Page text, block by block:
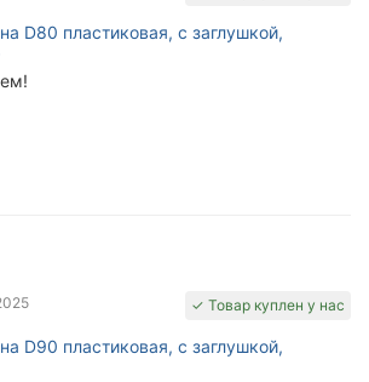
D80 пластиковая, с заглушкой,
✓ Товар куплен у нас
D90 пластиковая, с заглушкой,